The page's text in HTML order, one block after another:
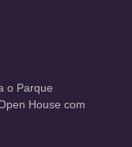
o Parque
House com